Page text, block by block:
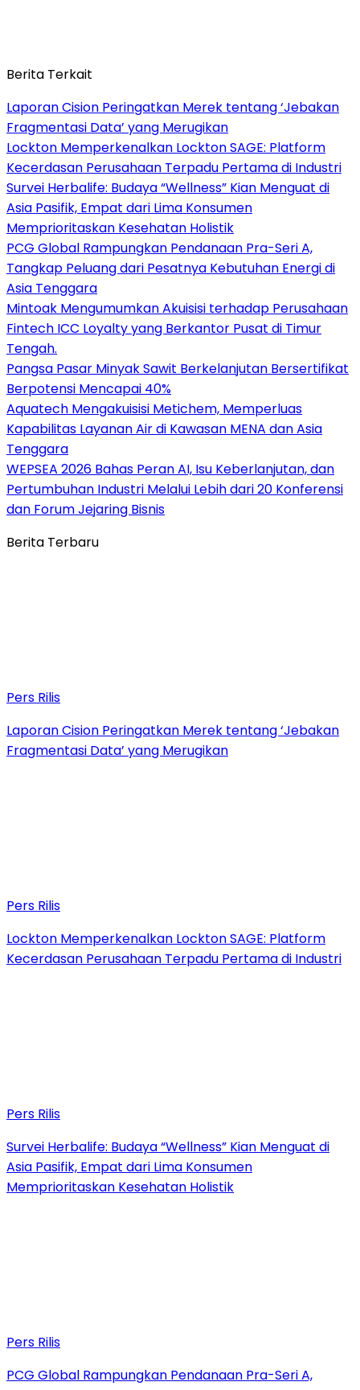
Berita Terkait
Laporan Cision Peringatkan Merek tentang ‘Jebakan
Fragmentasi Data’ yang Merugikan
Lockton Memperkenalkan Lockton SAGE: Platform
Kecerdasan Perusahaan Terpadu Pertama di Industri
Survei Herbalife: Budaya “Wellness” Kian Menguat di
Asia Pasifik, Empat dari Lima Konsumen
Memprioritaskan Kesehatan Holistik
PCG Global Rampungkan Pendanaan Pra-Seri A,
Tangkap Peluang dari Pesatnya Kebutuhan Energi di
Asia Tenggara
Mintoak Mengumumkan Akuisisi terhadap Perusahaan
Fintech ICC Loyalty yang Berkantor Pusat di Timur
Tengah.
Pangsa Pasar Minyak Sawit Berkelanjutan Bersertifikat
Berpotensi Mencapai 40%
Aquatech Mengakuisisi Metichem, Memperluas
Kapabilitas Layanan Air di Kawasan MENA dan Asia
Tenggara
WEPSEA 2026 Bahas Peran AI, Isu Keberlanjutan, dan
Pertumbuhan Industri Melalui Lebih dari 20 Konferensi
dan Forum Jejaring Bisnis
Berita Terbaru
Pers Rilis
Laporan Cision Peringatkan Merek tentang ‘Jebakan
Fragmentasi Data’ yang Merugikan
Pers Rilis
Lockton Memperkenalkan Lockton SAGE: Platform
Kecerdasan Perusahaan Terpadu Pertama di Industri
Pers Rilis
Survei Herbalife: Budaya “Wellness” Kian Menguat di
Asia Pasifik, Empat dari Lima Konsumen
Memprioritaskan Kesehatan Holistik
Pers Rilis
PCG Global Rampungkan Pendanaan Pra-Seri A,